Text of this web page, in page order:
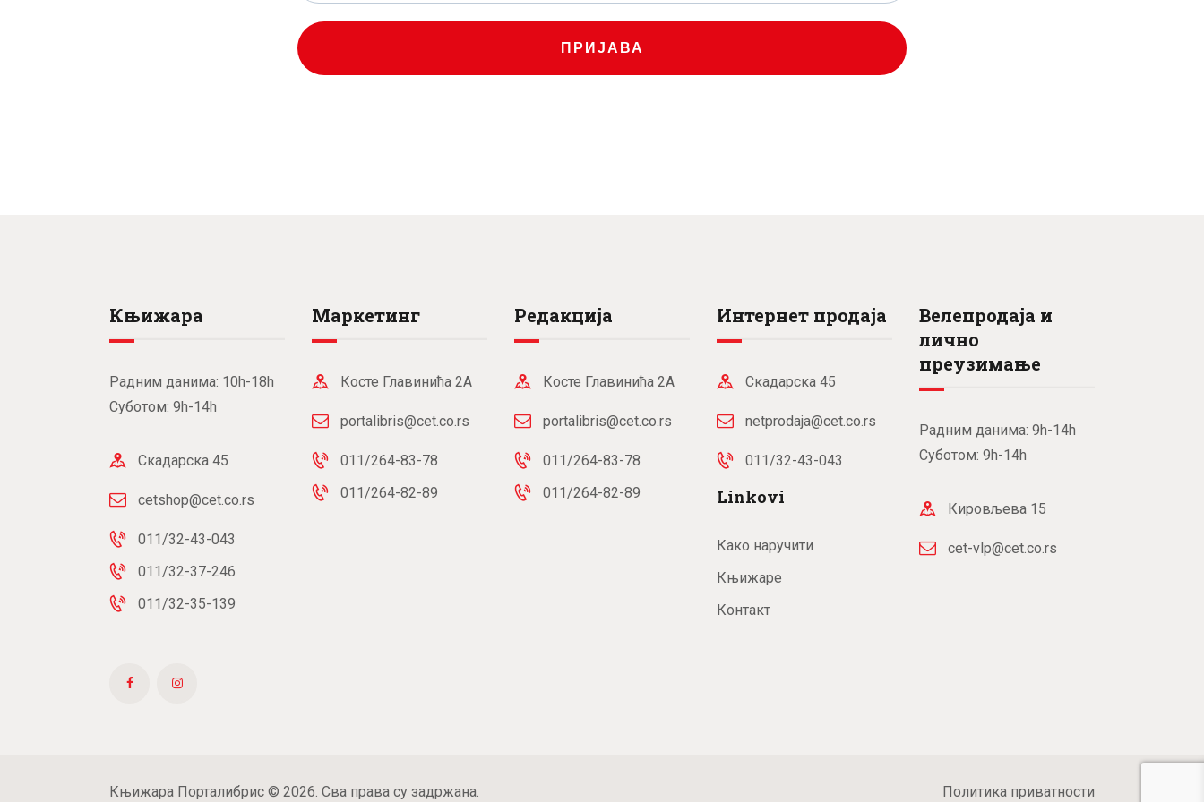
0
рсд.
0
рсд.
рсд.
0
рсд.
рсд.
ПРИЈАВА
Књижара
Радним данима: 10h-18h
Суботом: 9h-14h
Скадарска 45
cetshop@cet.co.rs
011/32-43-043
011/32-37-246
011/32-35-139
Маркетинг
Косте Главинића 2А
portalibris@cet.co.rs
011/264-83-78
011/264-82-89
Редакција
Косте Главинића 2А
portalibris@cet.co.rs
011/264-83-78
011/264-82-89
Интернет продаја
Скадарска 45
netprodaja@cet.co.rs
011/32-43-043
Linkovi
Како наручити
Књижаре
Контакт
Велепродаја и
лично
преузимање
Радним данима: 9h-14h
Суботом: 9h-14h
Кировљева 15
cet-vlp@cet.co.rs
Књижара Порталибрис © 2026. Сва права су задржана. Политика приватности